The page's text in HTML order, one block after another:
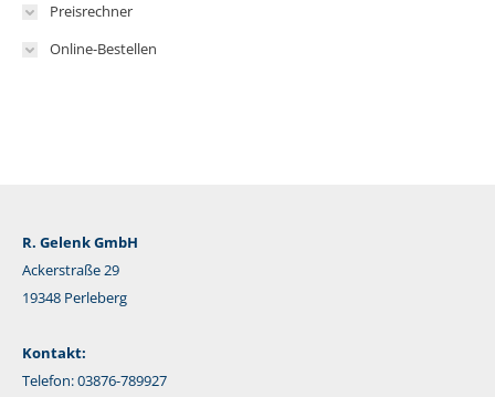
Preisrechner
Online-Bestellen
R. Gelenk GmbH
Ackerstraße 29
19348 Perleberg
Kontakt:
Telefon: 03876-789927